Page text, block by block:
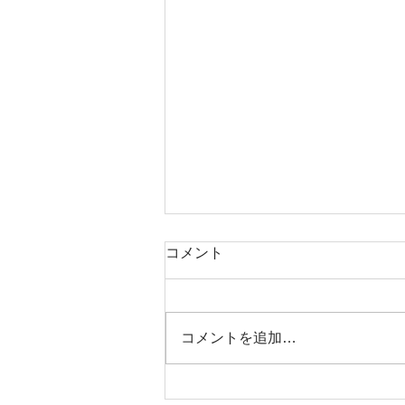
本日タコ便
コメント
コメントを追加…